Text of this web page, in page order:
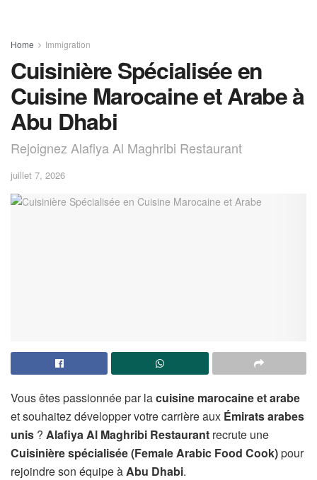
Home Immigration
Cuisinière Spécialisée en
Cuisine Marocaine et Arabe à
Abu Dhabi
Rejoignez Alafiya Al Maghribi Restaurant
juillet 7, 2026
Vous êtes passionnée par lacuisine marocaine et arabe
et souhaitez développer votre carrière aux Émirats arabes
unis ? Alafiya Al Maghribi Restaurant recrute une
Cuisinière spécialisée (Female Arabic Food Cook)pour
rejoindre son équipe àAbu Dhabi.